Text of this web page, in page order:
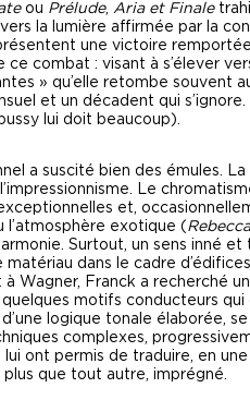
ou Prélude, Aria et Finale
la lumière affirmée par la
une victoire
combat : visant à s’élever
» qu’elle retombe souvent
et un décadent qui
lui doit beaucoup).
a suscité bien des émules.
Le
et,
l’atmosphère exotique ( Rebecca
Surtout, un sens inné
dans le cadre
à Wagner, Franck a recherché
motifs conducteurs
logique tonale élaborée,
complexes,
lui ont permis de traduire, en
que tout autre, imprégné.